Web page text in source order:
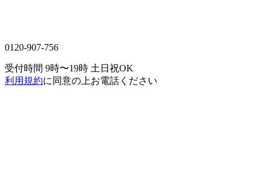
0120-907-756
受付時間 9時〜19時 土日祝OK
利用規約に同意の上お電話ください